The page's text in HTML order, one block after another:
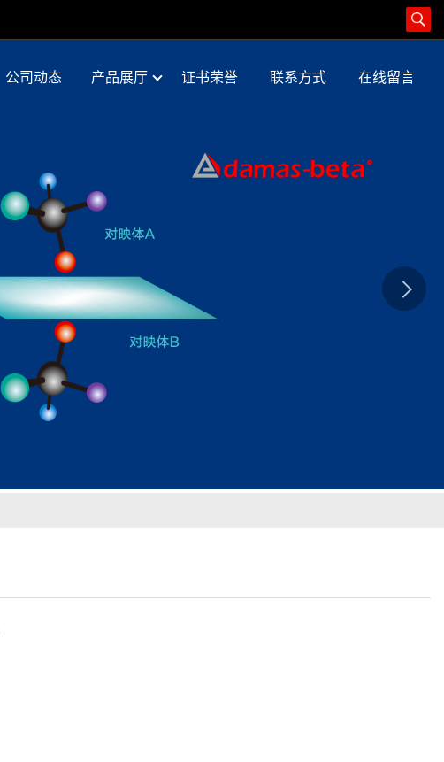
公司动态 产品展厅 证书荣誉 联系方式 在线留言